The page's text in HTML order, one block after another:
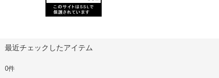
最近チェックしたアイテム
0件